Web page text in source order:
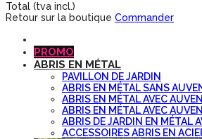
Total (tva incl.)
Retour sur la boutique Commander
PROMO
ABRIS EN MÉTAL
PAVILLON DE JARDIN
ABRIS EN MÉTAL SANS
ABRIS EN MÉTAL AVEC
ABRIS EN MÉTAL AVEC
ABRIS DE JARDIN EN MÉTAL
ACCESSOIRES ABRIS EN